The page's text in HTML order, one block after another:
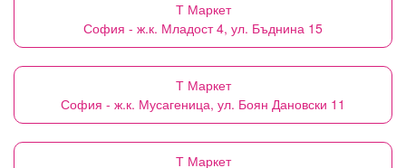
Т Маркет
София - ж.к. Младост 4, ул. Бъднина 15
Т Маркет
София - ж.к. Мусагеница, ул. Боян Дановски 11
Т Маркет